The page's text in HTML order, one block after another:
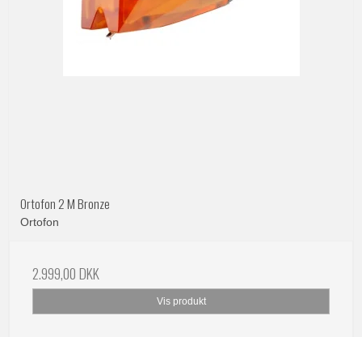
Ortofon 2 M Bronze
Ortofon
2.999,00 DKK
Vis produkt